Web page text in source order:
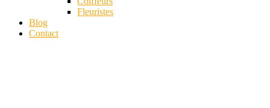
Fleuristes
Blog
Contact